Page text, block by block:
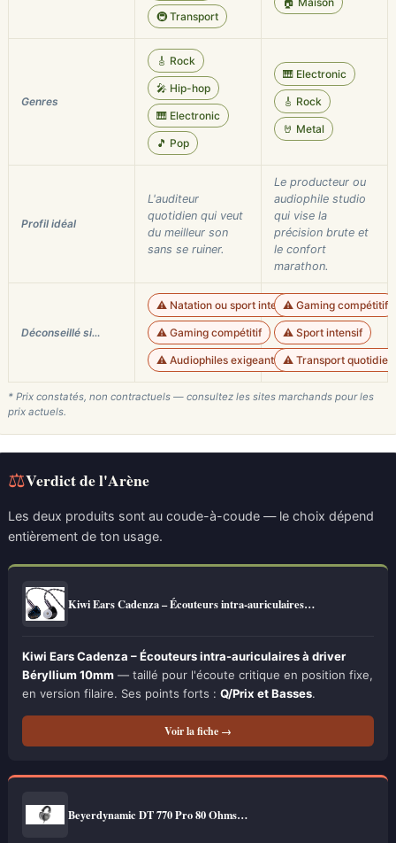
🚇 Transport
Genres
🎸 Rock
🎤 Hip-hop
🎹 Electronic
🎵 Pop
🎹 Electronic
🎸 Rock
🤘 Metal
Profil idéal
L'auditeur
quotidien qui veut
du meilleur son
sans se ruiner.
Le producteur ou
audiophile studio
qui vise la
précision brute et
le confort
marathon.
Déconseillé si…
⚠️ Natation ou sport intensif
⚠️ Gaming compétitif
⚠️ Audiophiles exigeants sur la minutie
⚠️ Gaming compétitif
⚠️ Sport intensif
⚠️ Transport quotidien
* Prix constatés, non contractuels — consultez les sites marchands pour les
prix actuels.
⚖Verdict de l'Arène
Les deux produits sont au coude-à-coude — le choix dépend
entièrement de ton usage.
Kiwi Ears Cadenza – Écouteurs intra-auriculaires…
Kiwi Ears Cadenza – Écouteurs intra-auriculaires à driver
Béryllium 10mm — taillé pour l'écoute critique en position fixe,
en version filaire. Ses points forts : Q/Prix et Basses.
Voir la fiche →
Beyerdynamic DT 770 Pro 80 Ohms…